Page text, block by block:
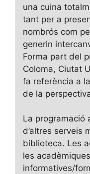
una cuina
tant per a
nombrós com
generin
Forma part del
Coloma, Ciutat
fa referència a
de la
La programació
d’altres serveis
biblioteca. Les
les
informatives/